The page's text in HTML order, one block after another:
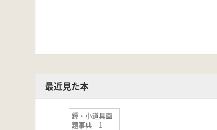
最近見た本
鐔・小道具画
題事典 1